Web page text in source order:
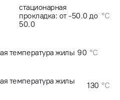
стационарная
прокладка: от -50.0 до
50.0
°C
температура жилы 90 °C
температура жилы
130 °C